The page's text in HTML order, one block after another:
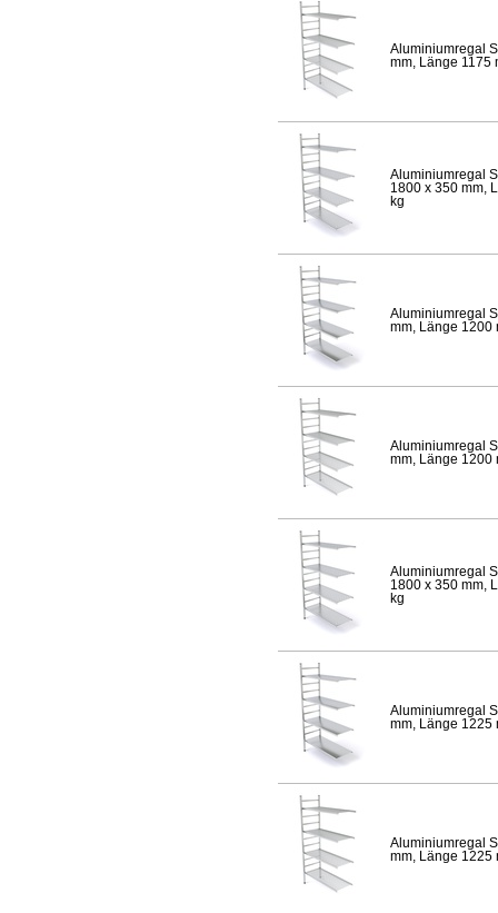
Aluminiumregal
mm, Länge 1175
Aluminiumregal
1800 x 350 mm,
kg
Aluminiumregal
mm, Länge 1200
Aluminiumregal
mm, Länge 1200
Aluminiumregal
1800 x 350 mm,
kg
Aluminiumregal
mm, Länge 1225
Aluminiumregal
mm, Länge 1225